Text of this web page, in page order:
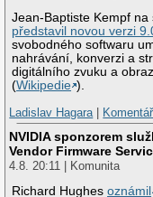
Jean-Baptiste Kempf na
představil novou verzi
svobodného softwaru
nahrávání, konverzi a
digitálního zvuku a
(Wikipedie ).
Ladislav Hagara|
NVIDIA sponzorem
Vendor Firmware
4.8. 20:11 | Komunita
Richard Hughesoznámil